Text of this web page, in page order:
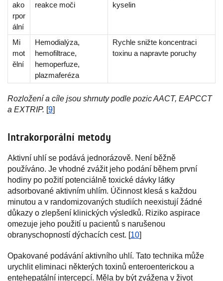
ako
rpor
ální
reakce moči
kyselin
Mi
mot
ělní
Hemodialýza,
hemofiltrace,
hemoperfuze,
plazmaferéza
Rychle snižte koncentraci
toxinu a napravte poruchy
Rozložení a cíle jsou shrnuty podle pozic AACT, EAPCCT
a EXTRIP. [9]
Intrakorporální metody
Aktivní uhlí se podává jednorázově. Není běžně
používáno. Je vhodné zvážit jeho podání během první
hodiny po požití potenciálně toxické dávky látky
adsorbované aktivním uhlím. Účinnost klesá s každou
minutou a v randomizovaných studiích neexistují žádné
důkazy o zlepšení klinických výsledků. Riziko aspirace
omezuje jeho použití u pacientů s narušenou
obranyschopností dýchacích cest. [10]
Opakované podávání aktivního uhlí. Tato technika může
urychlit eliminaci některých toxinů enteroenterickou a
entehepatální intercepcí. Měla by být zvážena v život